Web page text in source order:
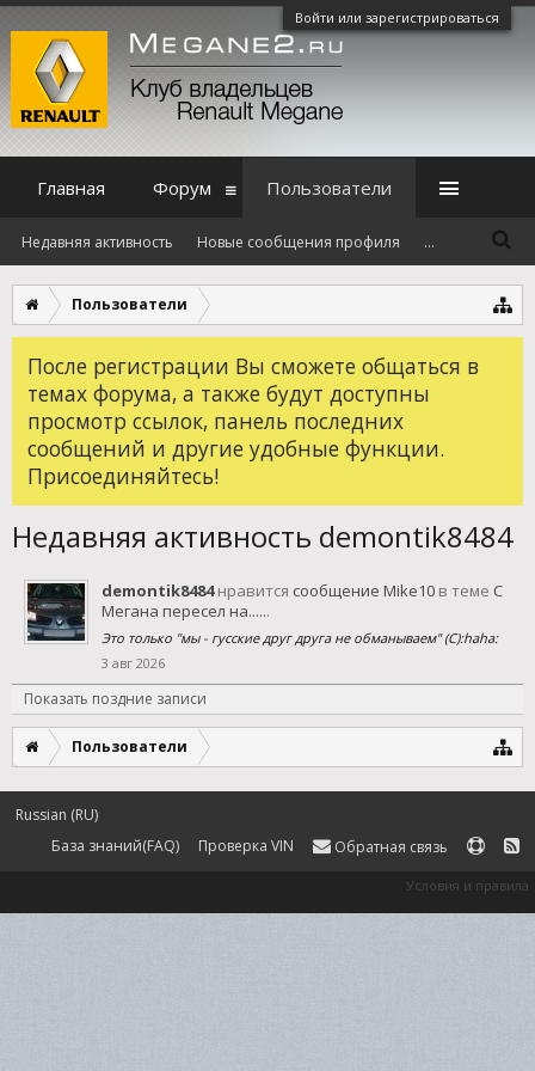
Войти или зарегистрироваться
Пользователи
После регистрации Вы сможете общаться в
темах форума, а также будут доступны
просмотр ссылок, панель последних
сообщений и другие удобные функции.
Присоединяйтесь!
Недавняя активность demontik8484
demontik8484нравится сообщение Mike10 в теме С
Мегана пересел на......
Это только "мы - гусские друг друга не обманываем" (С):haha:
3 авг 2026
Показать поздние записи
Пользователи
Главная Форум Пользователи
Недавняя активность Новые сообщения профиля ...
Russian (RU)
База знаний(FAQ)
Проверка VIN Обратная связь
Условия и правила